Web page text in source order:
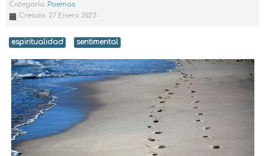
Categoría: Poemas
Creado: 27 Enero 2023
espiritualidad sentimental